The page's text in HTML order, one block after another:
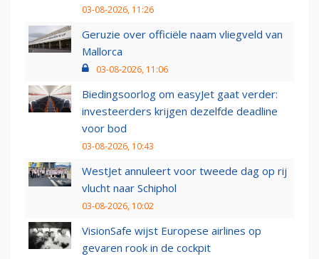
03-08-2026, 11:26
Geruzie over officiële naam vliegveld van
Mallorca
03-08-2026, 11:06
Biedingsoorlog om easyJet gaat verder:
investeerders krijgen dezelfde deadline
voor bod
03-08-2026, 10:43
WestJet annuleert voor tweede dag op rij
vlucht naar Schiphol
03-08-2026, 10:02
VisionSafe wijst Europese airlines op
gevaren rook in de cockpit